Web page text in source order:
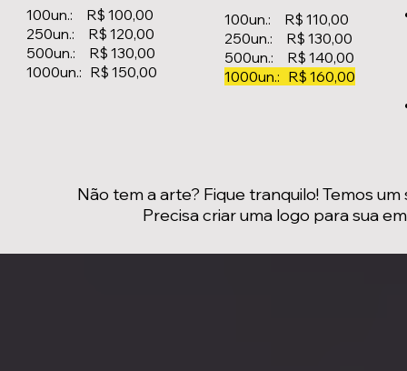
100un.: R$ 100,00
250un.: R$ 120,00
500un.: R$ 130,00
1000un.: R$ 150,00
100un.: R$ 110,00
250un.: R$ 130,00
500un.: R$ 140,00
1000un.: R$ 160,00
Não tem a arte? Fique tranquilo! Temos
Precisa criar uma logo para sua